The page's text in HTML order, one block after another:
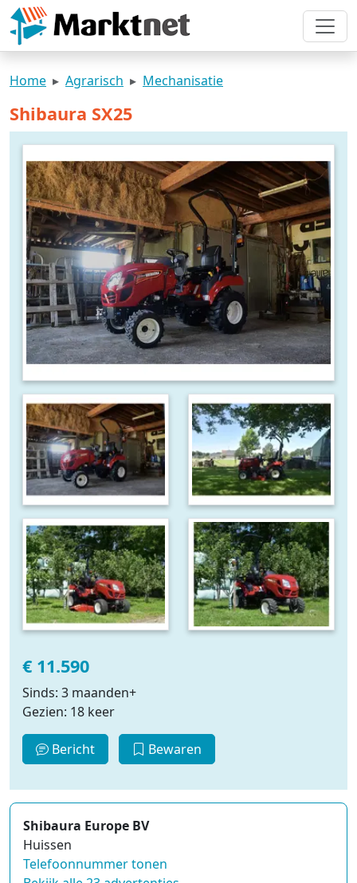
Home Agrarisch Mechanisatie
Shibaura SX25
€ 11.590
Sinds: 3 maanden+
Gezien: 18 keer
Bericht Bewaren
Shibaura Europe BV
Huissen
Telefoonnummer tonen